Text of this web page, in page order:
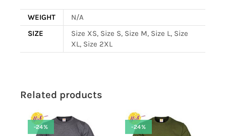
WEIGHT
N/A
SIZE
Size XS, Size S, Size M, Size L, Size
XL, Size 2XL
Related products
-24% -24%